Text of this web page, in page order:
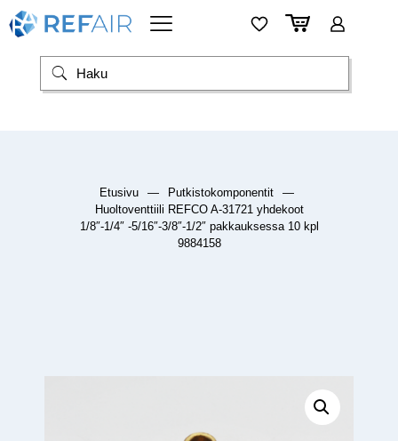
Etusivu — Putkistokomponentit
—
Huoltoventtiili REFCO A-31721 yhdekoot
1/8″-1/4″ -5/16″-3/8″-1/2″ pakkauksessa 10 kpl
9884158